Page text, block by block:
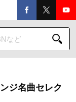
ジ名曲セレク